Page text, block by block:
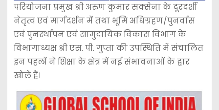
परियोजना प्रमुख श्री अरुण कुमार सक्सेना के दूरदर्शी
नेतृत्व एवं मार्गदर्शन में तथा भूमि अधिग्रहण/पुनर्वास
एवं पुनर्स्थापन एवं सामुदायिक विकास विभाग के
विभागाध्यक्ष श्री एस. पी. गुप्ता की उपस्थिति में संचालित
इन पहलों ने शिक्षा के क्षेत्र में नई संभावनाओं के द्वार
खोले हैं।